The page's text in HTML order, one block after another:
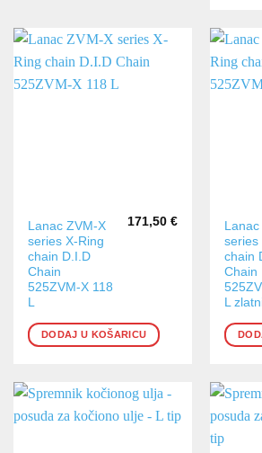
Lanac ZVM-X
series X-Ring
chain D.I.D
Chain
525ZVM-X 118
L
171,50 €
DODAJ U KOŠARICU
series
chain
Chain
L